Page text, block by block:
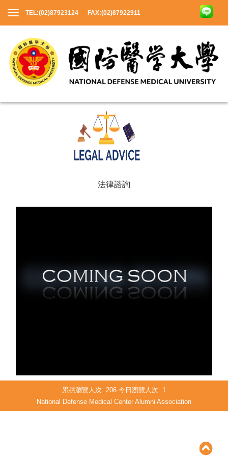
TEL:(02)87923124 FAX:(02)87922911
法律諮詢
累積瀏覽人次: 206 今日瀏覽人次: 1
National Defense Medical Center Alumni Association